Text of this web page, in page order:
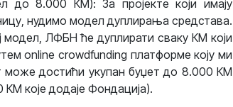
до 8.000 КМ): За пројекте који имају
нудимо модел дуплирања средстава.
модел, ЛФБН ће дуплирати сваку КМ који
online crowdfunding платформе коју ми
може достићи укупан буџет до 8.000 КМ
које додаје Фондација).